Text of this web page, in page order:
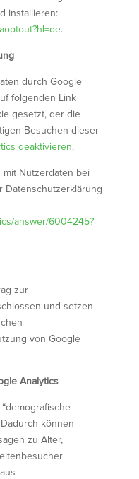
installieren:
.
durch Google
folgenden Link
gesetzt, der die
Besuchen dieser
deaktivieren.
mit Nutzerdaten bei
Datenschutzerklärung
answer/6004245?
zur
und setzen
von Google
Analytics
können
zu Alter,